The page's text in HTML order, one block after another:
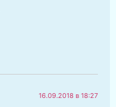
16.09.2018 в 18:27